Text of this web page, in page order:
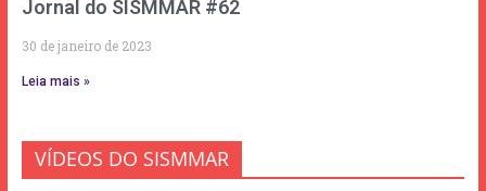
Jornal do SISMMAR #62
30 de janeiro de 2023
Leia mais »
VÍDEOS DO SISMMAR